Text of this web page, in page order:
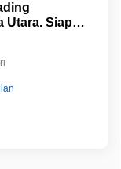
Utara. Siap